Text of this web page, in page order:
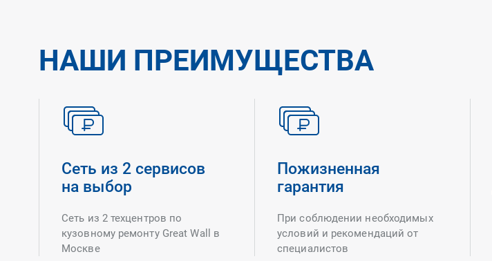
НАШИ ПРЕИМУЩЕСТВА
Сеть из 2 сервисов
на выбор
Сеть из 2 техцентров по
кузовному ремонту Great Wall в
Москве
Пожизненная
гарантия
При соблюдении необходимых
условий и рекомендаций от
специалистов